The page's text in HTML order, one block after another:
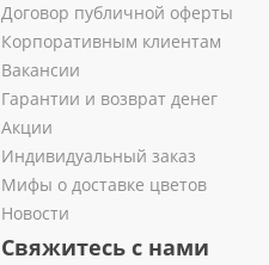
Договор публичной оферты
Корпоративным клиентам
Вакансии
Гарантии и возврат денег
Акции
Индивидуальный заказ
Мифы о доставке цветов
Новости
Свяжитесь с нами